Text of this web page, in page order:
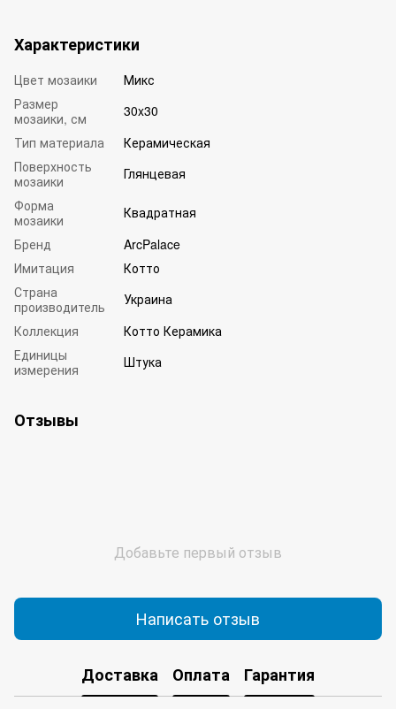
Характеристики
Цвет мозаики
Микс
Размер
мозаики, см
30x30
Тип материала
Керамическая
Поверхность
мозаики
Глянцевая
Форма
мозаики
Квадратная
Бренд
ArcPalace
Имитация
Котто
Страна
производитель
Украина
Коллекция
Котто Керамика
Единицы
измерения
Штука
Отзывы
Добавьте первый отзыв
Написать отзыв
Доставка Оплата Гарантия